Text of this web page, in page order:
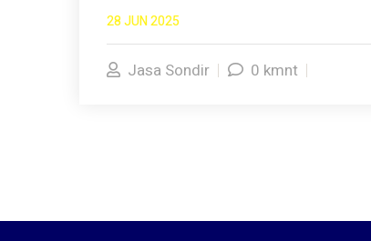
28 JUN 2025
Jasa Sondir 0 kmnt